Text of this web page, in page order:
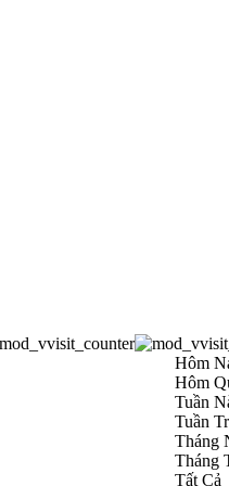
Hôm
Hôm
Tuần
Tuần
Tháng
Tháng
Tất Cả